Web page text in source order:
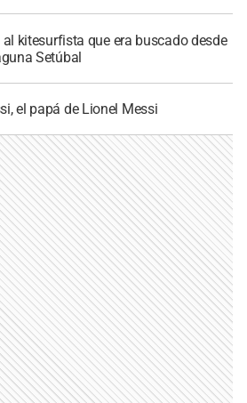
kitesurfista que era buscado desde
Setúbal
el papá de Lionel Messi